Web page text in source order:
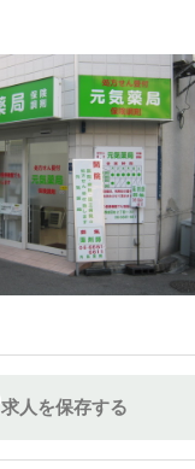
求人を保存する